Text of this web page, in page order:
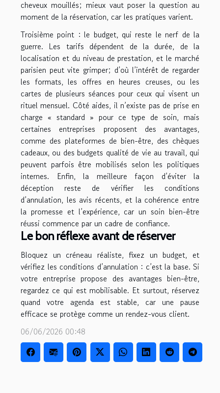
cheveux mouillés; mieux vaut poser la question au
moment de la réservation, car les pratiques varient.
Troisième point : le budget, qui reste le nerf de la
guerre. Les tarifs dépendent de la durée, de la
localisation et du niveau de prestation, et le marché
parisien peut vite grimper; d’où l’intérêt de regarder
les formats, les offres en heures creuses, ou les
cartes de plusieurs séances pour ceux qui visent un
rituel mensuel. Côté aides, il n’existe pas de prise en
charge « standard » pour ce type de soin, mais
certaines entreprises proposent des avantages,
comme des plateformes de bien-être, des chèques
cadeaux, ou des budgets qualité de vie au travail, qui
peuvent parfois être mobilisés selon les politiques
internes. Enfin, la meilleure façon d’éviter la
déception reste de vérifier les conditions
d’annulation, les avis récents, et la cohérence entre
la promesse et l’expérience, car un soin bien-être
réussi commence par un cadre de confiance.
Le bon réflexe avant de réserver
Bloquez un créneau réaliste, fixez un budget, et
vérifiez les conditions d’annulation : c’est la base. Si
votre entreprise propose des avantages bien-être,
regardez ce qui est mobilisable. Et surtout, réservez
quand votre agenda est stable, car une pause
efficace se protège comme un rendez-vous client.
06/06/2026 00:48